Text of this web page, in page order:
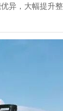
异，大幅提升